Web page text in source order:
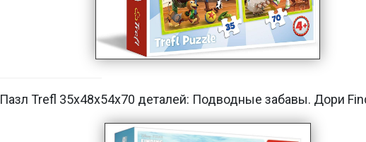
Пазл Trefl 35х48х54х70 деталей: Подводные забавы. Дори